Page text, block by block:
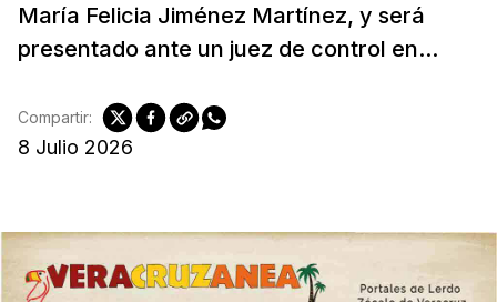
María Felicia Jiménez Martínez, y será
presentado ante un juez de control en...
8 Julio 2026
Compartir: